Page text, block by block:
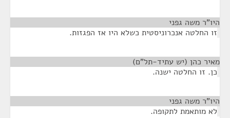
היו"ר משה גפני
זו החלטה אנכרוניסטית כשלא היו אז הפגזות.
מאיר כהן (יש עתיד-תל"ם)
כן. זו החלטה ישנה.
היו"ר משה גפני
לא מותאמת לתקופה.